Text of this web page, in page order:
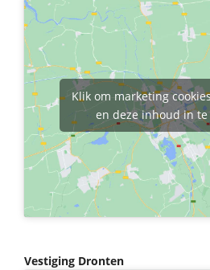
Klik om marketing
en deze inhoud in te
Vestiging Dronten